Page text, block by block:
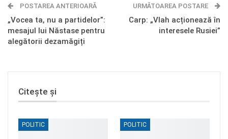
Telegram OK.ru
POSTAREA ANTERIOARĂ
„Vocea ta, nu a partidelor”:
mesajul lui Năstase pentru
alegătorii dezamăgiți
URMĂTOAREA POSTARE
Carp: „Vlah acționează în
interesele Rusiei”
Citește și
POLITIC POLITIC